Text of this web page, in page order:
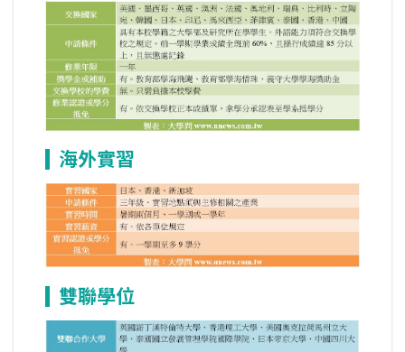
海外實習
雙聯學位